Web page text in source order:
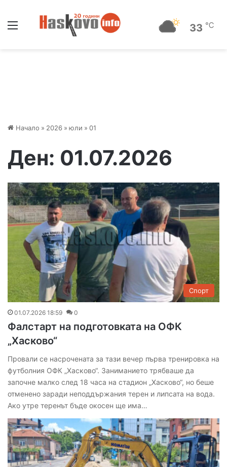
33 ℃
Начало » 2026 » юли » 01
Ден: 01.07.2026
Спорт
01.07.2026 18:59 0
Фалстарт на подготовката на ОФК
„Хасково“
Провали се насрочената за тази вечер първа тренировка на
футболния ОФК „Хасково“. Заниманието трябваше да
започне малко след 18 часа на стадион „Хасково“, но беше
отменено заради неподдържания терен и липсата на вода.
Ако утре теренът бъде окосен ще има…